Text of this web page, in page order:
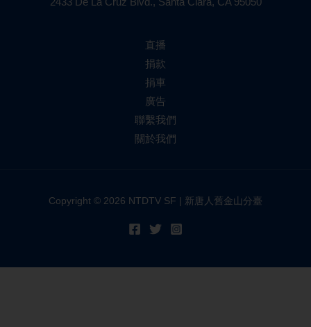
直播
捐款
捐車
廣告
聯繫我們
關於我們
Copyright © 2026 NTDTV SF | 新唐人舊金山分臺